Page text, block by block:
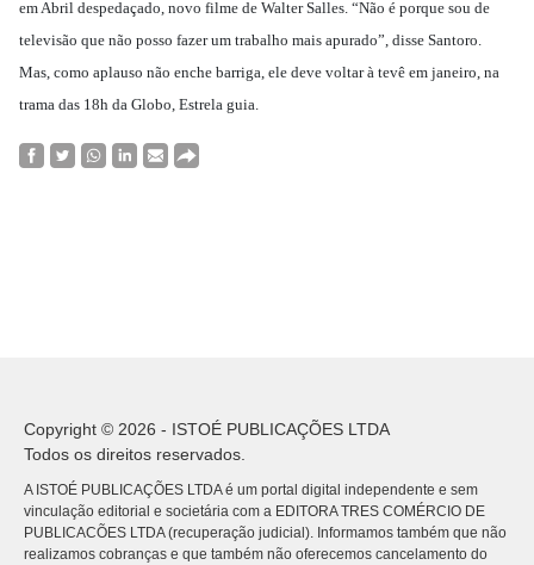
em Abril despedaçado, novo filme de Walter Salles. “Não é porque sou de
televisão que não posso fazer um trabalho mais apurado”, disse Santoro.
Mas, como aplauso não enche barriga, ele deve voltar à tevê em janeiro, na
trama das 18h da Globo, Estrela guia.
Copyright © 2026 - ISTOÉ PUBLICAÇÕES LTDA
Todos os direitos reservados.
A ISTOÉ PUBLICAÇÕES LTDA é um portal digital independente e sem
vinculação editorial e societária com a EDITORA TRES COMÉRCIO DE
PUBLICACÕES LTDA (recuperação judicial). Informamos também que não
realizamos cobranças e que também não oferecemos cancelamento do